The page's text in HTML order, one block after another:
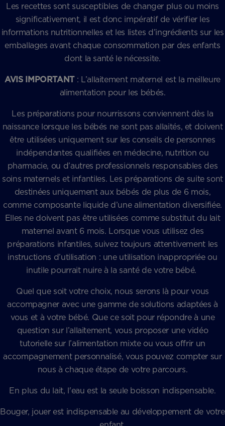
Les recettes sont susceptibles de changer plus ou moins
significativement, il est donc impératif de vérifier les
informations nutritionnelles et les listes d’ingrédients sur les
emballages avant chaque consommation par des enfants
dont la santé le nécessite.
AVIS IMPORTANT : L’allaitement maternel est la meilleure
alimentation pour les bébés.
Les préparations pour nourrissons conviennent dès la
naissance lorsque les bébés ne sont pas allaités, et doivent
être utilisées uniquement sur les conseils de personnes
indépendantes qualifiées en médecine, nutrition ou
pharmacie, ou d’autres professionnels responsables des
soins maternels et infantiles. Les préparations de suite sont
destinées uniquement aux bébés de plus de 6 mois,
comme composante liquide d’une alimentation diversifiée.
Elles ne doivent pas être utilisées comme substitut du lait
maternel avant 6 mois. Lorsque vous utilisez des
préparations infantiles, suivez toujours attentivement les
instructions d’utilisation : une utilisation inappropriée ou
inutile pourrait nuire à la santé de votre bébé.
Quel que soit votre choix, nous serons là pour vous
accompagner avec une gamme de solutions adaptées à
vous et à votre bébé. Que ce soit pour répondre à une
question sur l’allaitement, vous proposer une vidéo
tutorielle sur l’alimentation mixte ou vous offrir un
accompagnement personnalisé, vous pouvez compter sur
nous à chaque étape de votre parcours.
En plus du lait, l'eau est la seule boisson indispensable.
Bouger, jouer est indispensable au développement de votre